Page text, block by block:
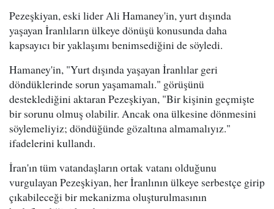
Pezeşkiyan, eski lider Ali Hamaney'in, yurt dışında
yaşayan İranlıların ülkeye dönüşü konusunda daha
kapsayıcı bir yaklaşımı benimsediğini de söyledi.
Hamaney'in, "Yurt dışında yaşayan İranlılar geri
döndüklerinde sorun yaşamamalı." görüşünü
desteklediğini aktaran Pezeşkiyan, "Bir kişinin geçmişte
bir sorunu olmuş olabilir. Ancak ona ülkesine dönmesini
söylemeliyiz; döndüğünde gözaltına almamalıyız."
ifadelerini kullandı.
İran'ın tüm vatandaşların ortak vatanı olduğunu
vurgulayan Pezeşkiyan, her İranlının ülkeye serbestçe girip
çıkabileceği bir mekanizma oluşturulmasının